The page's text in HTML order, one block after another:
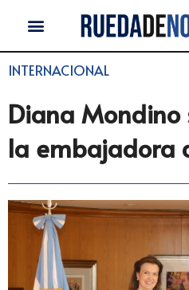
INTERNACIONAL
Diana Mondino
la embajadora